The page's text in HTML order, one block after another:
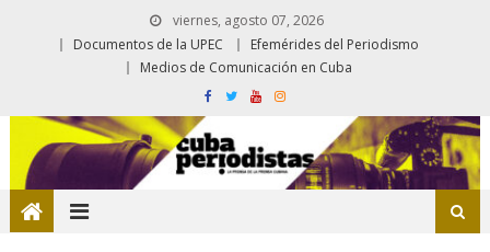
viernes, agosto 07, 2026
Documentos de la UPEC
Efemérides del Periodismo
Medios de Comunicación en Cuba